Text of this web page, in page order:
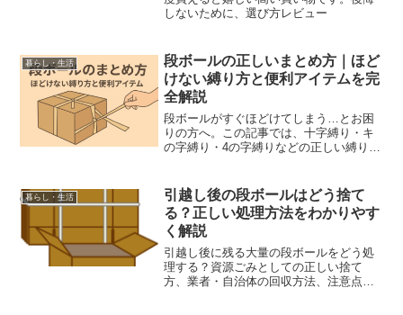
しないために、選び方レビュー
暮らし・生活
段ボールの正しいまとめ方｜ほど
けない縛り方と便利アイテムを完
全解説
段ボールがすぐほどけてしまう…とお困
りの方へ。この記事では、十字縛り・キ
の字縛り・4の字縛りなどの正しい縛り方
詳しく解説。誰でも簡単に安全に段ボー
ルをまとめられる方法が分かります。
暮らし・生活
引越し後の段ボールはどう捨て
る？正しい処理方法をわかりやす
く解説
引越し後に残る大量の段ボールをどう処
理する？資源ごみとしての正しい捨て
方、業者・自治体の回収方法、注意点ま